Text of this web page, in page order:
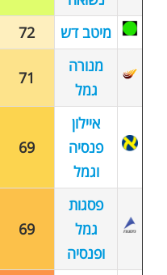
מיטב דש 72
מנורה
גמל
71
איילון
פנסיה
וגמל
69
פסגות
גמל
ופנסיה
69